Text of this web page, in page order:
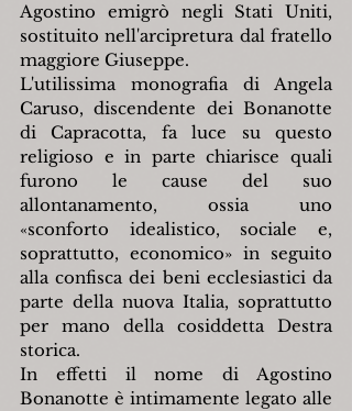
Agostino emigrò negli Stati Uniti,
sostituito nell'arcipretura dal fratello
maggiore Giuseppe.
L'utilissima monografia di Angela
Caruso, discendente dei Bonanotte
di Capracotta, fa luce su questo
religioso e in parte chiarisce quali
furono le cause del suo
allontanamento, ossia uno
«sconforto idealistico, sociale e,
soprattutto, economico» in seguito
alla confisca dei beni ecclesiastici da
parte della nuova Italia, soprattutto
per mano della cosiddetta Destra
storica.
In effetti il nome di Agostino
Bonanotte è intimamente legato alle